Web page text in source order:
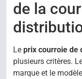
de la
Le prix courroie de
plusieurs critères.
marque et le